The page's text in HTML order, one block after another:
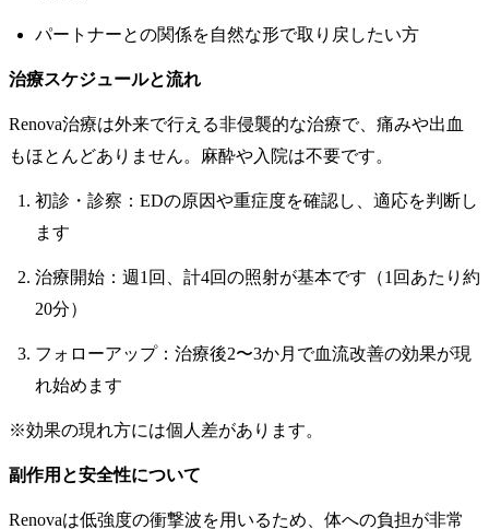
パートナーとの関係を自然な形で取り戻したい方
治療スケジュールと流れ
Renova治療は外来で行える非侵襲的な治療で、痛みや出血
もほとんどありません。麻酔や入院は不要です。
初診・診察：EDの原因や重症度を確認し、適応を判断し
ます
治療開始：週1回、計4回の照射が基本です（1回あたり約
20分）
フォローアップ：治療後2〜3か月で血流改善の効果が現
れ始めます
※効果の現れ方には個人差があります。
副作用と安全性について
Renovaは低強度の衝撃波を用いるため、体への負担が非常